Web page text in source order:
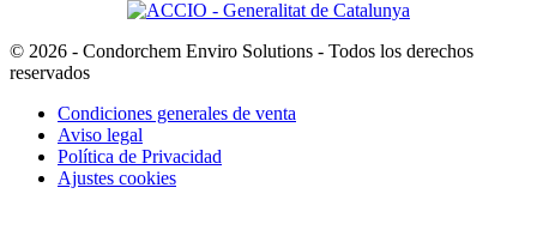
© 2026 - Condorchem Enviro Solutions - Todos los derechos
reservados
Condiciones generales de venta
Aviso legal
Política de Privacidad
Ajustes cookies